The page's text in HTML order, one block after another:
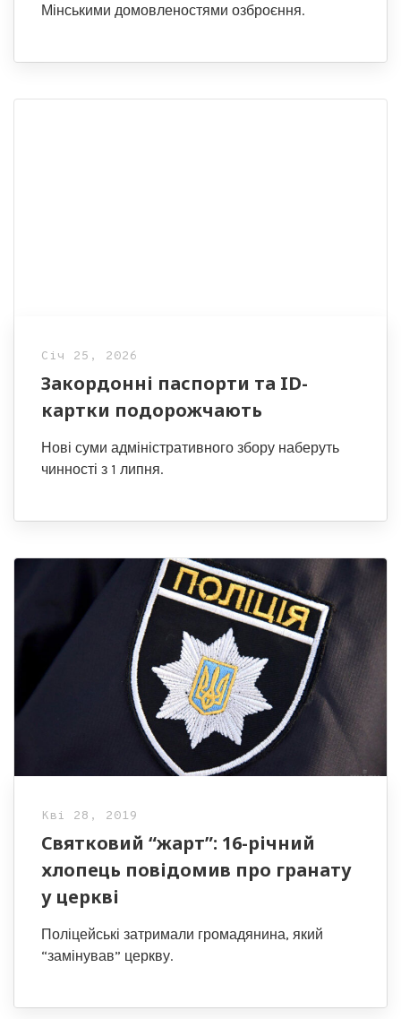
Мінськими домовленостями озброєння.
Січ 25, 2026
Закордонні паспорти та ID-
картки подорожчають
Нові суми адміністративного збору наберуть
чинності з 1 липня.
Кві 28, 2019
Святковий “жарт”: 16-річний
хлопець повідомив про гранату
у церкві
Поліцейські затримали громадянина, який
“замінував” церкву.